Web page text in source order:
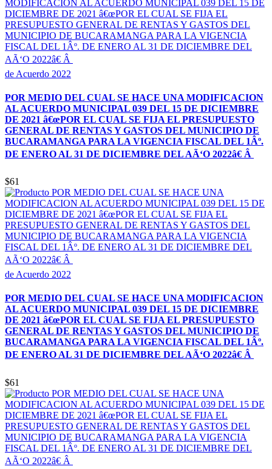
de Acuerdo 2022
POR MEDIO DEL CUAL SE HACE UNA MODIFICACION
AL ACUERDO MUNICIPAL 039 DEL 15 DE DICIEMBRE
DE 2021 â€œPOR EL CUAL SE FIJA EL PRESUPUESTO
GENERAL DE RENTAS Y GASTOS DEL MUNICIPIO DE
BUCARAMANGA PARA LA VIGENCIA FISCAL DEL 1Âº.
DE ENERO AL 31 DE DICIEMBRE DEL AÃ‘O 2022â€ Â
$61
de Acuerdo 2022
POR MEDIO DEL CUAL SE HACE UNA MODIFICACION
AL ACUERDO MUNICIPAL 039 DEL 15 DE DICIEMBRE
DE 2021 â€œPOR EL CUAL SE FIJA EL PRESUPUESTO
GENERAL DE RENTAS Y GASTOS DEL MUNICIPIO DE
BUCARAMANGA PARA LA VIGENCIA FISCAL DEL 1Âº.
DE ENERO AL 31 DE DICIEMBRE DEL AÃ‘O 2022â€ Â
$61